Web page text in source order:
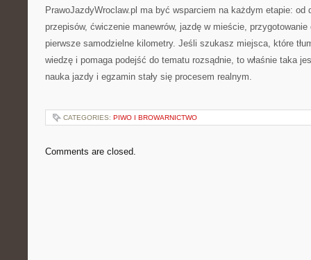
PrawoJazdyWroclaw.pl ma być wsparciem na każdym etapie:
przepisów, ćwiczenie manewrów, jazdę w mieście,
pierwsze samodzielne kilometry. Jeśli szukasz miejsca, które
wiedzę i pomaga podejść do tematu rozsądnie, to właśnie taka
nauka jazdy i egzamin stały się procesem realnym.
CATEGORIES: PIWO I BROWARNICTWO
Comments are closed.